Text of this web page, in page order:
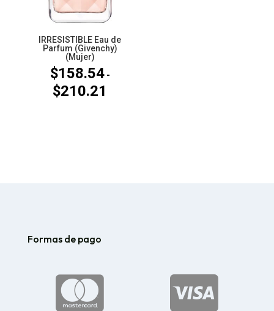
IRRESISTIBLE Eau de
Parfum (Givenchy)
(Mujer)
$158.54 -
$210.21
Formas de pago

